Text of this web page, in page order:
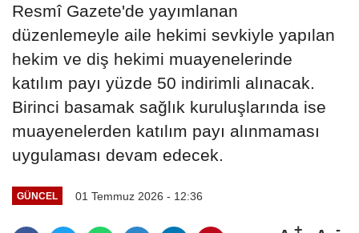
Resmî Gazete'de yayımlanan
düzenlemeyle aile hekimi sevkiyle yapılan
hekim ve diş hekimi muayenelerinde
katılım payı yüzde 50 indirimli alınacak.
Birinci basamak sağlık kuruluşlarında ise
muayenelerden katılım payı alınmaması
uygulaması devam edecek.
GÜNCEL 01 Temmuz 2026 - 12:36